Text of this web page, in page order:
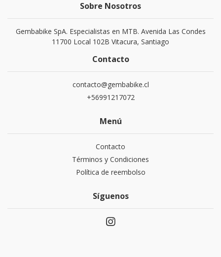
Sobre Nosotros
Gembabike SpA. Especialistas en MTB. Avenida Las Condes
11700 Local 102B Vitacura, Santiago
Contacto
contacto@gembabike.cl
+56991217072
Menú
Contacto
Términos y Condiciones
Política de reembolso
Síguenos